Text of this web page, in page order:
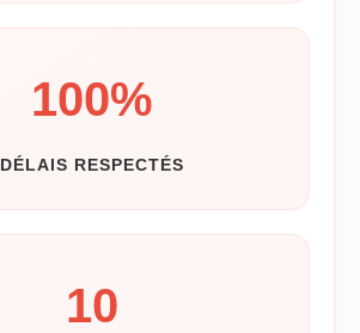
100%
DÉLAIS RESPECTÉS
10